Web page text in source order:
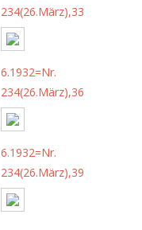
234(26.März),33
6.1932=Nr.
234(26.März),36
6.1932=Nr.
234(26.März),39